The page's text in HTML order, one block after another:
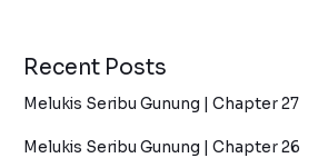
Recent Posts
Melukis Seribu Gunung | Chapter 27
Melukis Seribu Gunung | Chapter 26